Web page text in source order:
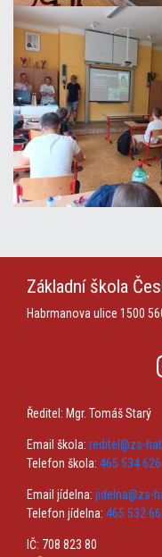
Základní škola
Habrmanova ulice 1500
Ředitel: Mgr. Tomáš Starý
Email škola: reditel@zs-
Telefon škola: 465 534 626
Email jídelna: jidelna@zs-
Telefon jídelna: 465 532
IČ: 708 823 80